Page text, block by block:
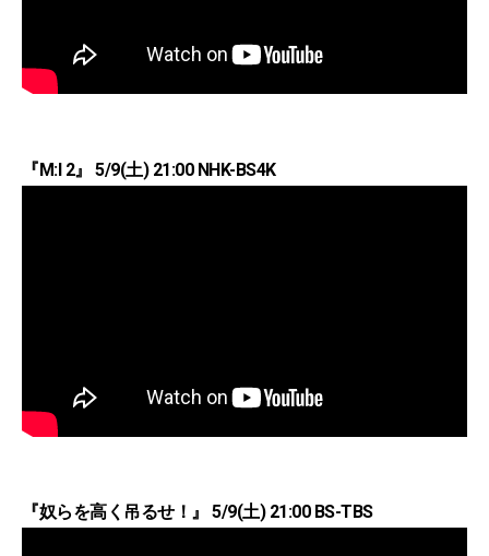
『M:I 2』 5/9(土) 21:00 NHK-BS4K
『奴らを高く吊るせ！』 5/9(土) 21:00 BS-TBS